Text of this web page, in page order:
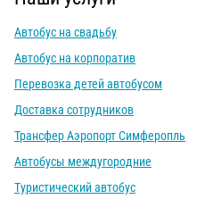
Автобус на свадьбу
Автобус на корпоратив
Перевозка детей автобусом
Доставка сотрудников
Трансфер Аэропорт Симферопль
Автобусы междугородние
Туристический автобус